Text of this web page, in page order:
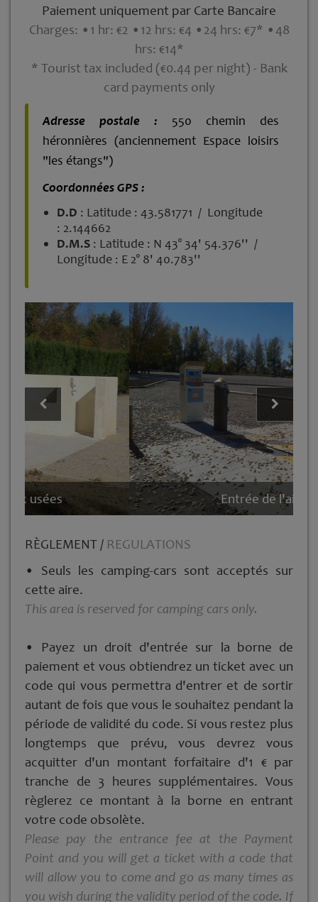
Paiement uniquement par Carte Bancaire
Charges: •1 hr: €2 •12 hrs: €4 •24 hrs: €7* •48
hrs: €14*
* Tourist tax included (€0.44 per night) - Bank
card payments only
Adresse postale : 550 chemin des
héronnières (anciennement Espace loisirs
"les étangs")
Coordonnées GPS :
D.D : Latitude : 43.581771 / Longitude
: 2.144662
D.M.S : Latitude : N 43° 34' 54.376'' /
Longitude : E 2° 8' 40.783''
Entrée de l'aire
RÈGLEMENT / REGULATIONS
• Seuls les camping-­cars sont acceptés sur
cette aire.
This area is reserved for camping cars only.
• Payez un droit d'entrée sur la borne de
paiement et vous obtiendrez un ticket avec un
code qui vous permettra d'entrer et de sortir
autant de fois que vous le souhaitez pendant la
période de validité du code. Si vous restez plus
longtemps que prévu, vous devrez vous
acquitter d'un montant forfaitaire d'1 € par
tranche de 3 heures supplémentaires. Vous
règlerez ce montant à la borne en entrant
votre code obsolète.
Please pay the entrance fee at the Payment
Point and you will get a ticket with a code that
will allow you to come and go as many times as
you wish during the validity period of the code. If